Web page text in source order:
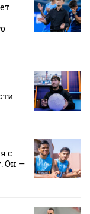
с
Он —